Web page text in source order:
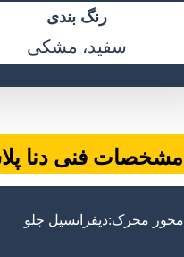
رنگ بندی
سفید، مشکی
مشخصات فنی دنا
محور محرک:دیفرانسیل جلو